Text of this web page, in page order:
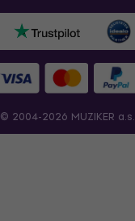
© 2004-2026 MUZIKER a.s.